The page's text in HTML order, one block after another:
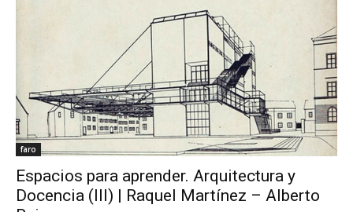
faro
Espacios para aprender. Arquitectura y
Docencia (III) | Raquel Martínez – Alberto